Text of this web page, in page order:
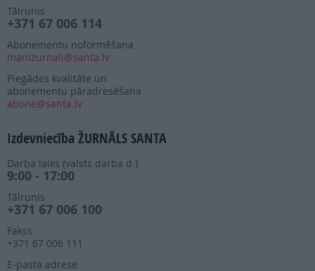
Tālrunis
+371 67 006 114
Abonementu noformēšana
manizurnali@santa.lv
Piegādes kvalitāte un
abonementu pāradresēšana
abone@santa.lv
Izdevniecība ŽURNĀLS SANTA
Darba laiks (valsts darba d.)
9:00 - 17:00
Tālrunis
+371 67 006 100
Fakss
+371 67 006 111
E-pasta adrese